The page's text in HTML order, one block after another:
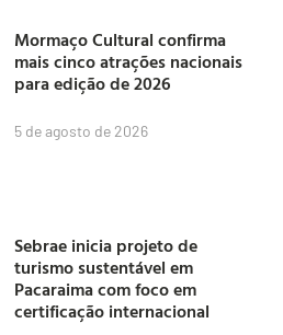
Mormaço Cultural confirma
mais cinco atrações nacionais
para edição de 2026
5 de agosto de 2026
Sebrae inicia projeto de
turismo sustentável em
Pacaraima com foco em
certificação internacional